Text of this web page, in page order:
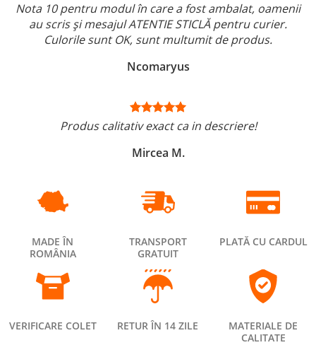
Nota 10 pentru modul în care a fost ambalat, oamenii
au scris și mesajul ATENTIE STICLĂ pentru curier.
Culorile sunt OK, sunt multumit de produs.
Ncomaryus
Produs calitativ exact ca in descriere!
Mircea M.
MADE ÎN
ROMÂNIA
TRANSPORT
GRATUIT
PLATĂ CU CARDUL
VERIFICARE COLET RETUR ÎN 14 ZILE
MATERIALE DE
CALITATE